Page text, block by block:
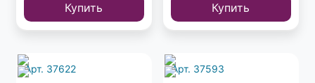
Купить Купить
Арт. 37622 Арт. 37593